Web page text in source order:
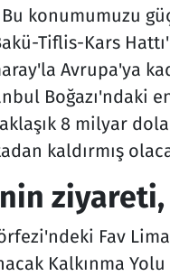
konumumuzu
Tiflis-Kars
Avrupa'ya
Boğazı'ndaki
8 milyar
kaldırmış
Fav
Kalkınma